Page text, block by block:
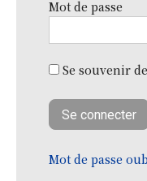
Mot de passe
Se souvenir
Mot de passe